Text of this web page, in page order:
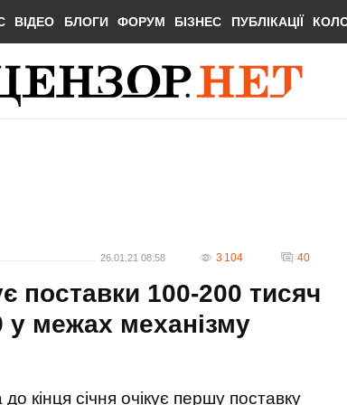
ВІДЕО БЛОГИ ФОРУМ БІЗНЕС ПУБЛІКАЦІЇ
26.01.21 08:58 3 104 40
поставки 100-200 тисяч
у межах механізму
до кінця січня очікує першу поставку